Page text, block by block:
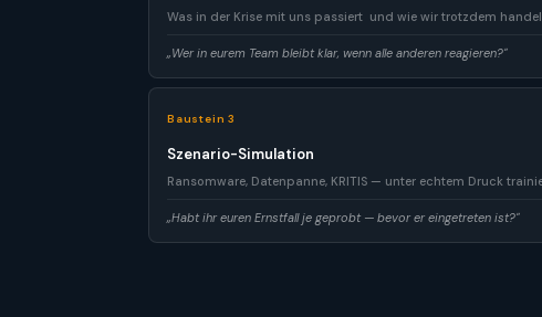
Was in der Krise mit uns passiert und wie wir trotzdem
„Wer in eurem Team bleibt klar, wenn alle anderen reagieren?"
Baustein 3
Szenario-Simulation
Ransomware, Datenpanne, KRITIS — unter echtem Druck
„Habt ihr euren Ernstfall je geprobt — bevor er eingetreten ist?"